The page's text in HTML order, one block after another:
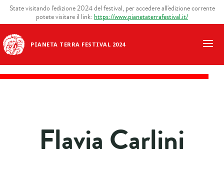
PIANETA TERRA FESTIVAL 2024
State visitando l'edizione 2024 del festival, per accedere all'edizione corrente
potete visitare il link: https://www.pianetaterrafestival.it/
Flavia Carlini